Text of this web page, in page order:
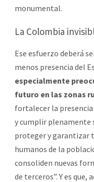
monumental.
La Colombia
Ese esfuerzo deberá
menos presencia del
especialmente
futuro en las zonas
fortalecer la
y cumplir plenamente
proteger y garantizar
humanos de la
consoliden nuevas
de terceros”. Y es que,